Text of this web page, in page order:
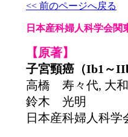
<< 前のページへ戻る
日本産科婦人科学会
【原著】
子宮頸癌（Ib1～
高橋 寿々代, 大
鈴木 光明
日本産科婦人科学